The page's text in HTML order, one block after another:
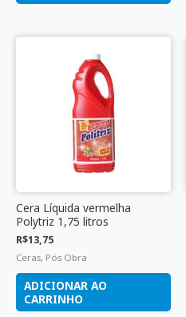
Cera Líquida vermelha
Polytriz 1,75 litros
R$13,75
Ceras, Pós Obra
ADICIONAR AO
CARRINHO